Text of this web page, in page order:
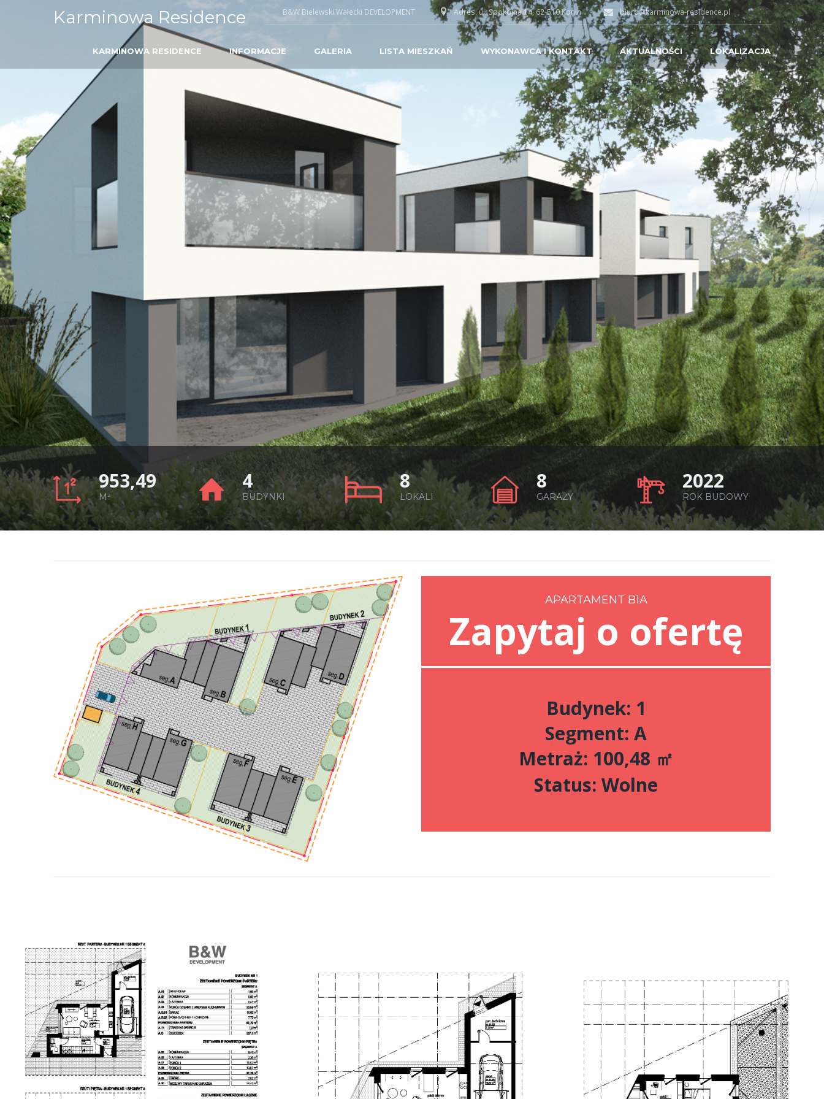
Karminowa Residence B&W Bielewski Wałecki DEVELOPMENT Adres: ul. Spokojna 14, 62-510 Konin biuro@karminowa-residence.pl
KARMINOWA RESIDENCE INFORMACJE GALERIA LISTA MIESZKAŃ WYKONAWCA I KONTAKT AKTUALNOŚCI LOKALIZACJA
953,49
M²
4
BUDYNKI
8
LOKALI
8
GARAŻY
2022
ROK BUDOWY
APARTAMENT B1A
Zapytaj o ofertę
Budynek: 1
Segment: A
Metraż: 100,48 ㎡
Status: Wolne